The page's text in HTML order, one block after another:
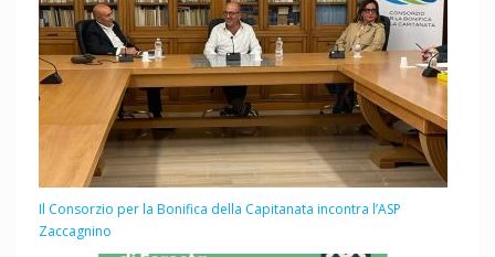
Il Consorzio per la Bonifica della Capitanata incontra l’ASP
Zaccagnino